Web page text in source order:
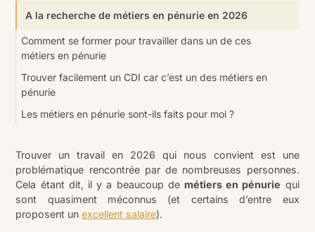
A la recherche de métiers en pénurie en 2026
Comment se former pour travailler dans un de ces
métiers en pénurie
Trouver facilement un CDI car c’est un des métiers en
pénurie
Les métiers en pénurie sont-ils faits pour moi ?
Trouver un travail en 2026 qui nous convient est une
problématique rencontrée par de nombreuses personnes.
Cela étant dit, il y a beaucoup de métiers en pénurie qui
sont quasiment méconnus (et certains d’entre eux
proposent unexcellent salaire).